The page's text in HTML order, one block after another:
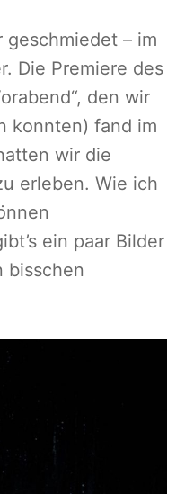
geschmiedet – im
Die Premiere des
den wir
konnten) fand im
wir die
erleben. Wie ich
ein paar Bilder
bisschen